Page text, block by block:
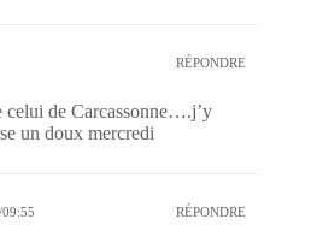
RÉPONDRE
celui de Carcassonne….j’y
un doux mercredi
RÉPONDRE